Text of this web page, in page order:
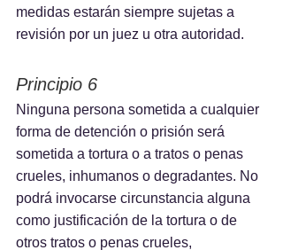
medidas estarán siempre sujetas a
revisión por un juez u otra autoridad.
Principio 6
Ninguna persona sometida a cualquier
forma de detención o prisión será
sometida a tortura o a tratos o penas
crueles, inhumanos o degradantes. No
podrá invocarse circunstancia alguna
como justificación de la tortura o de
otros tratos o penas crueles,